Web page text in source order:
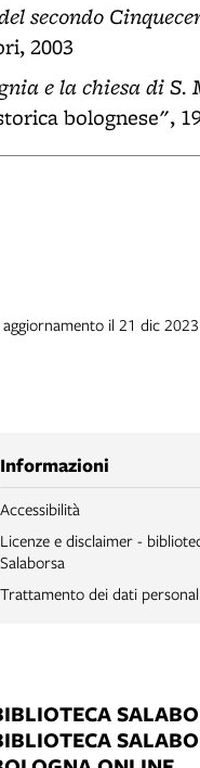
secondo
2003
e la chiesa di
bolognese",
il 21 dic 2023
Informazioni
Accessibilità
Licenze e disclaimer -
Salaborsa
Trattamento dei dati